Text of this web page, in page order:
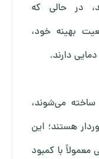
در حالی که
بهینه خود،
دارند.
می‌شوند،
هستند؛ این
با کمبود